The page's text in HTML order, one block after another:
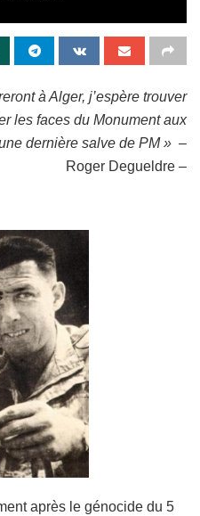
à Alger, j’espère trouver
les faces du Monument aux
dernière salve de PM » –
Roger Degueldre –
après le génocide du 5